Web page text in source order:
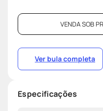
VENDA SOB
Ver bula completa
Especificações